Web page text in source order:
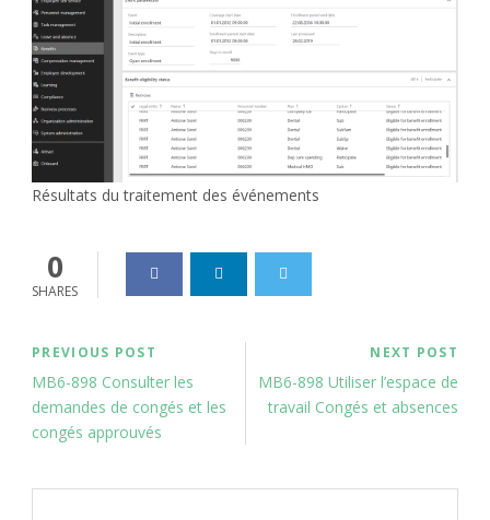
Résultats du traitement des événements
0
SHARES
PREVIOUS POST
MB6-898 Consulter les
demandes de congés et les
congés approuvés
NEXT POST
MB6-898 Utiliser l’espace de
travail Congés et absences